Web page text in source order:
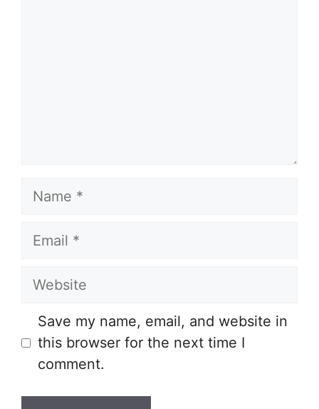
Name
Email
Website
Save my name, email, and website in
this browser for the next time I
comment.